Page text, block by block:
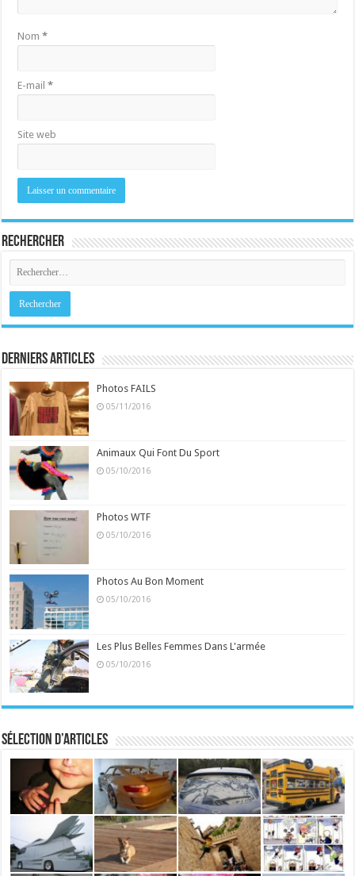
Nom*
E-mail*
Site web
Rechercher
Derniers Articles
Photos FAILS
05/11/2016
Animaux Qui Font Du Sport
05/10/2016
Photos WTF
05/10/2016
Photos Au Bon Moment
05/10/2016
Les Plus Belles Femmes Dans L'armée
05/10/2016
Sélection d’articles